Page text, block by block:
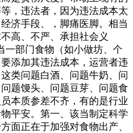
，违法者，因为违法成本太
济手段、，脚痛医脚。相当
高、不严、承担社会义
一部门食物（如小做坊、个
添加其违法成本，运营者违
类问题白酒、问题牛奶、问
题馒头、问题豆芽、问题食
本质参差不齐，有的是行业
平安。第一、该当制定科学
面正在于加强对食物出产、